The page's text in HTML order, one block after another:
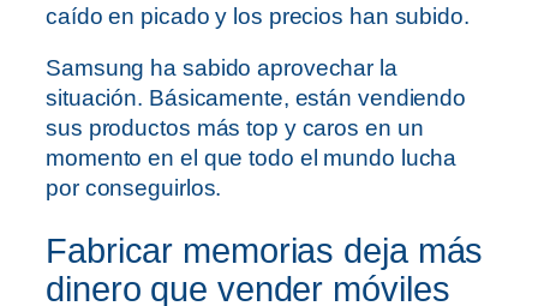
caído en picado y los precios han subido.
Samsung ha sabido aprovechar la
situación. Básicamente, están vendiendo
sus productos más top y caros en un
momento en el que todo el mundo lucha
por conseguirlos.
Fabricar memorias deja más
dinero que vender móviles